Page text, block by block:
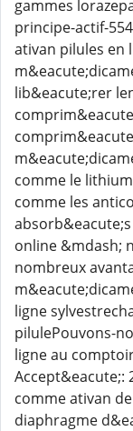
gammes
principe-actif-
ativan pilules en
lib&eacute;rer
comme le
comme les
online &mdash;
nombreux
ligne
pilulePouvons-
ligne au
Accept&eacute;:
comme ativan
diaphragme